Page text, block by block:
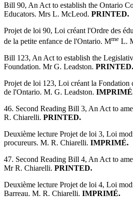
Bill 90, An Act to establish the Ontario
Educators. Mrs L. McLeod. PRINTED.
Projet de loi 90, Loi créant l'Ordre des
de la petite enfance de l'Ontario. Mme L.
Bill 123, An Act to establish the
Foundation. Mr G. Leadston. PRINTED.
Projet de loi 123, Loi créant la Fondation
de l'Ontario. M. G. Leadston.
46. Second Reading Bill 3, An Act to
R. Chiarelli. PRINTED.
Deuxième lecture Projet de loi 3, Loi
procureurs. M. R. Chiarelli. IMPRIMÉ.
47. Second Reading Bill 4, An Act to
Mr R. Chiarelli. PRINTED.
Deuxième lecture Projet de loi 4, Loi
Barreau. M. R. Chiarelli. IMPRIMÉ.